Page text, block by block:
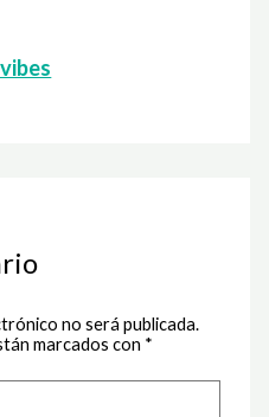
no será publicada.
marcados con *